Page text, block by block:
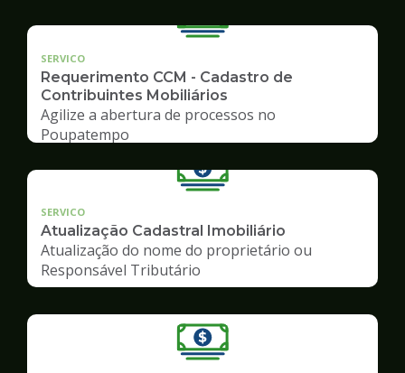
SERVICO
Requerimento CCM - Cadastro de
Contribuintes Mobiliários
Agilize a abertura de processos no
Poupatempo
SERVICO
Atualização Cadastral Imobiliário
Atualização do nome do proprietário ou
Responsável Tributário